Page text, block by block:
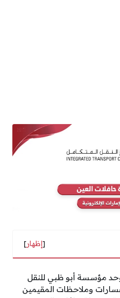
[إظهار]
مؤسسة أبو ظبي للنقل
وملاحظات المقيمين